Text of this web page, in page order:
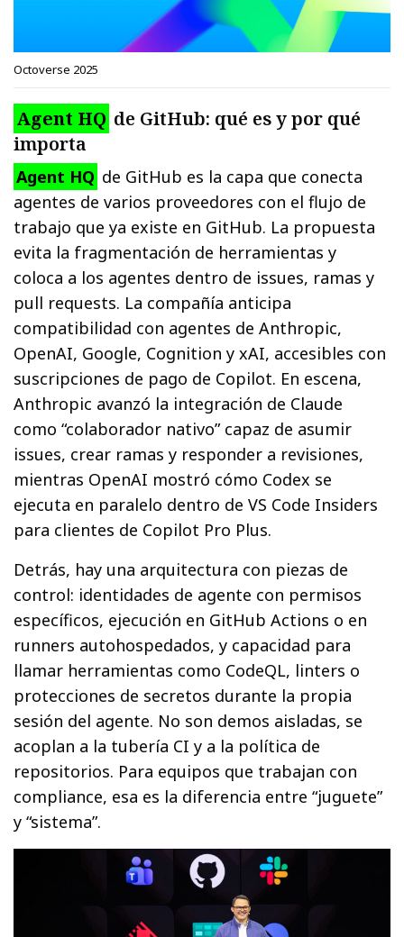
Octoverse 2025
Agent HQ de GitHub: qué es y por qué
importa
Agent HQ de GitHub es la capa que conecta
agentes de varios proveedores con el flujo de
trabajo que ya existe en GitHub. La propuesta
evita la fragmentación de herramientas y
coloca a los agentes dentro de issues, ramas y
pull requests. La compañía anticipa
compatibilidad con agentes de Anthropic,
OpenAI, Google, Cognition y xAI, accesibles con
suscripciones de pago de Copilot. En escena,
Anthropic avanzó la integración de Claude
como “colaborador nativo” capaz de asumir
issues, crear ramas y responder a revisiones,
mientras OpenAI mostró cómo Codex se
ejecuta en paralelo dentro de VS Code Insiders
para clientes de Copilot Pro Plus.
Detrás, hay una arquitectura con piezas de
control: identidades de agente con permisos
específicos, ejecución en GitHub Actions o en
runners autohospedados, y capacidad para
llamar herramientas como CodeQL, linters o
protecciones de secretos durante la propia
sesión del agente. No son demos aisladas, se
acoplan a la tubería CI y a la política de
repositorios. Para equipos que trabajan con
compliance, esa es la diferencia entre “juguete”
y “sistema”.